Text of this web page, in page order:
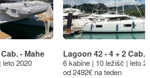
- Mahe
leto 2020
Lagoon 42 - 4 + 2 Cab.
6 kabine | 10 ležišč | leto
od 2492€ na teden